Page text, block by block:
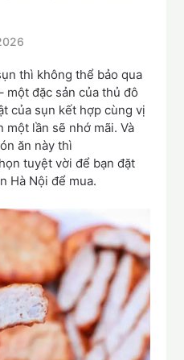
thì không thể bảo qua
một đặc sản của thủ đô
của sụn kết hợp cùng vị
một lần sẽ nhớ mãi. Và
ăn này thì
tuyệt vời để bạn đặt
Hà Nội để mua.